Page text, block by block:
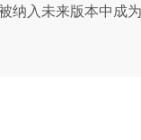
纳入未来版本中成为